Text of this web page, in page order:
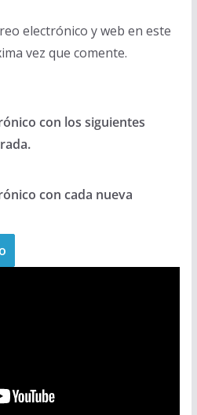
electrónico y web en este
vez que comente.
con los siguientes
con cada nueva